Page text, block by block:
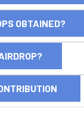
OBTAINED?